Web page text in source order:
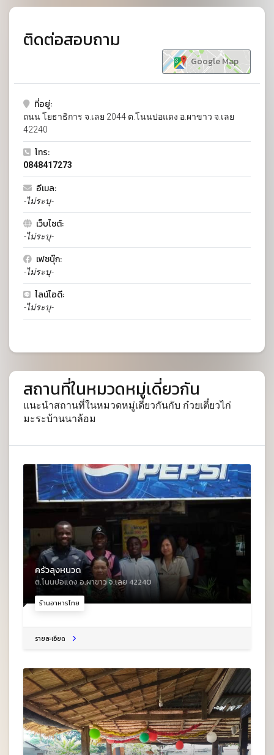
ติดต่อสอบถาม
Google Map
ที่อยู่:
ถนน โยธาธิการ จ.เลย 2044 ต.โนนปอแดง อ.ผาขาว จ.เลย
42240
โทร:
0848417273
อีเมล:
-ไม่ระบุ-
เว็บไซต์:
-ไม่ระบุ-
เฟซบุ๊ก:
-ไม่ระบุ-
ไลน์ไอดี:
-ไม่ระบุ-
สถานที่ในหมวดหมู่เดี่ยวกัน
แนะนำสถานที่ในหมวดหมู่เดี่ยวกันกับ ก๋วยเตี๋ยวไก่
มะระบ้านนาล้อม
ร้านอาหารไทย
ครัวลุงหนวด
ต.โนนปอแดง อ.ผาขาว จ.เลย 42240
รายละเอียด